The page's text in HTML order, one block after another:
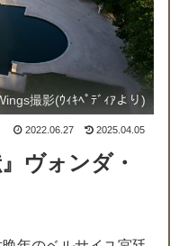
撮影(ｳｨｷﾍﾟﾃﾞｨｱより)
2022.06.27 2025.04.05
ヴォンダ・